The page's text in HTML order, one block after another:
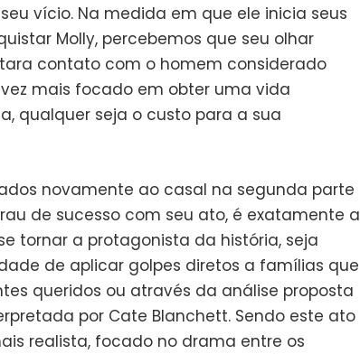
vício. Na medida em que ele inicia seus
Molly, percebemos que seu olhar
contato com o homem considerado
mais focado em obter uma vida
qualquer seja o custo para a sua
novamente ao casal na segunda parte
de sucesso com seu ato, é exatamente a
tornar a protagonista da história, seja
de aplicar golpes diretos a famílias que
queridos ou através da análise proposta
por Cate Blanchett. Sendo este ato
realista, focado no drama entre os